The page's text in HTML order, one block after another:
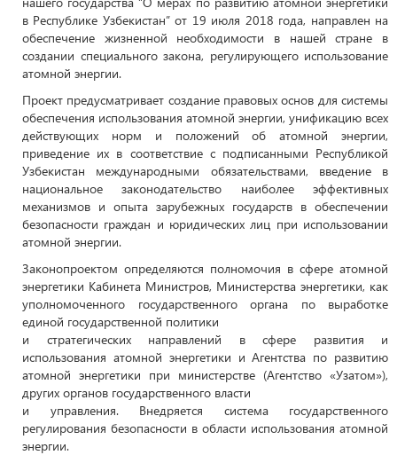
в Республике Узбекистан” от 19 июля 2018 года, направлен на
обеспечение жизненной необходимости в нашей стране в
создании специального закона, регулирующего использование
атомной энергии.
Проект предусматривает создание правовых основ для системы
обеспечения использования атомной энергии, унификацию всех
действующих норм и положений об атомной энергии,
приведение их в соответствие с подписанными Республикой
Узбекистан международными обязательствами, введение в
национальное законодательство наиболее эффективных
механизмов и опыта зарубежных государств в обеспечении
безопасности граждан и юридических лиц при использовании
атомной энергии.
Законопроектом определяются полномочия в сфере атомной
энергетики Кабинета Министров, Министерства энергетики, как
уполномоченного государственного органа по выработке
единой государственной политики
и стратегических направлений в сфере развития и
использования атомной энергетики и Агентства по развитию
атомной энергетики при министерстве (Агентство «Узатом»),
других органов государственного власти
и управления. Внедряется система государственного
регулирования безопасности в области использования атомной
энергии.